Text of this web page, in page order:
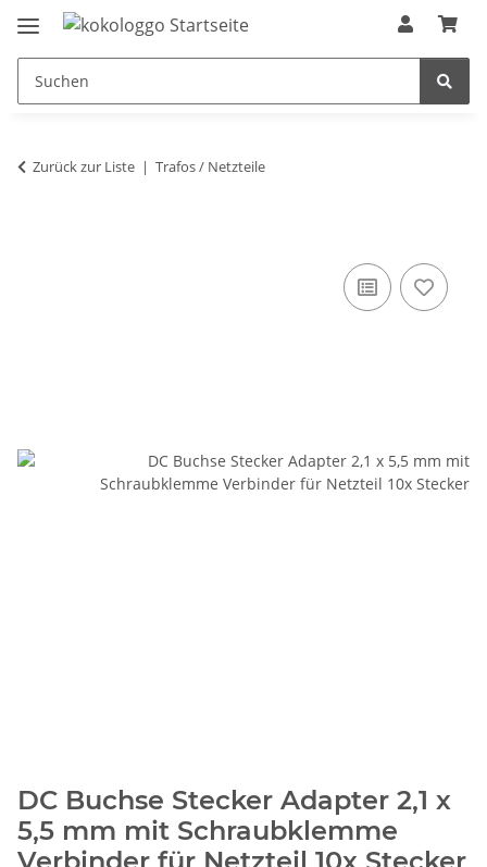
Zurück zur Liste Trafos / Netzteile
DC Buchse Stecker Adapter 2,1 x
5,5 mm mit Schraubklemme